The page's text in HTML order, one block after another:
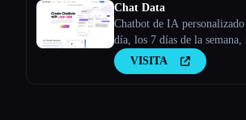
Chat Data
Chatbot de IA
día, los 7 días de la semana,
VISITA